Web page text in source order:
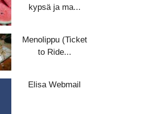
kypsä ja ma...
Menolippu (Ticket
to Ride...
Elisa Webmail